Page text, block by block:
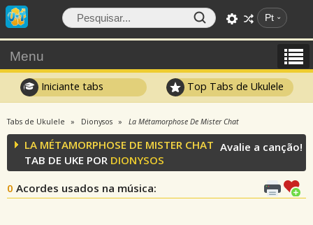
Pt
Menu
Iniciante tabs Top Tabs de Ukulele
Tabs de Ukulele Dionysos La Métamorphose De Mister Chat
LA MÉTAMORPHOSE DE MISTER CHAT
TAB DE UKE POR DIONYSOS
0 Acordes usados na música:
Avalie a canção!